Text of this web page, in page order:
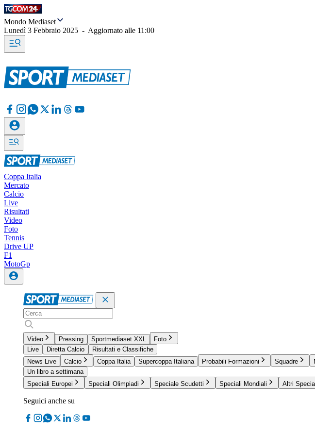
Mondo Mediaset
Lunedì 3 Febbraio 2025 - Aggiornato alle 11:00
Coppa Italia
Mercato
Calcio
Live
Risultati
Video
Foto
Tennis
Drive UP
F1
MotoGp
Video Pressing Sportmediaset XXL
Foto
Live
Diretta Calcio
Risultati e Classifiche
News Live
Calcio Coppa Italia Supercoppa Italiana Probabili Formazioni Squadre
Un libro a settimana
Speciali Europei
Speciali Olimpiadi Speciale Scudetti Speciali Mondiali Altri
Seguici anche su